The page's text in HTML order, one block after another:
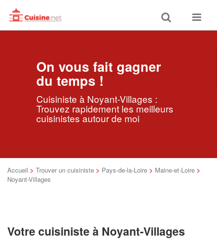
Toggle
search
Toggle
On vous fait gagner
du temps !
Cuisiniste à Noyant-Villages :
Trouvez rapidement les meilleurs
cuisinistes autour de moi
Accueil > Trouver un cuisiniste > Pays-de-la-Loire > Maine-et-Loire >
Noyant-Villages
Votre cuisiniste à Noyant-Villages